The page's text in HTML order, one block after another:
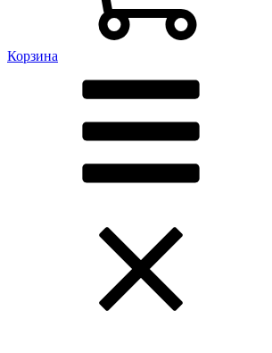
Корзина